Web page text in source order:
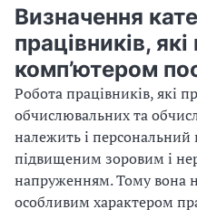
Визначення
працівників,
комп’ютером
Робота працівників, які
обчислювальних та
належить і персональний
підвищеним зоровим і
напруженням. Тому вона
особливим характером
а
ц
в
н
и
к
і
в
н
а
н
я
з
а
в
д
а
н